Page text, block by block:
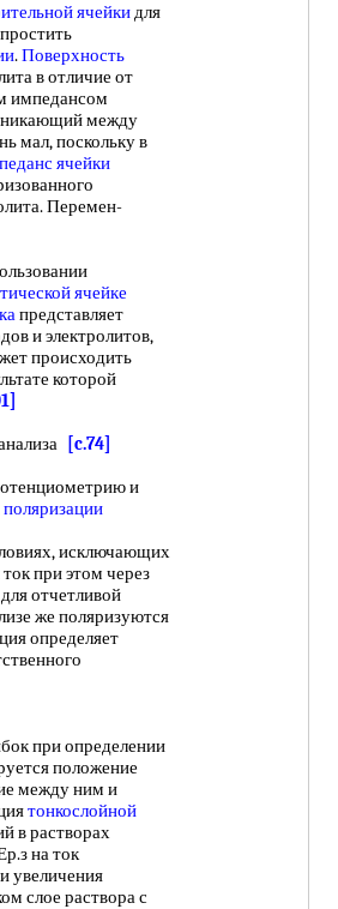
ячейкидля
.Поверхность
в отличие от
импедансом
между
мал, поскольку в
ячейки
Перемен-
ячейке
представляет
и электролитов,
происходить
которой
[c.74]
и
поляризации
исключающих
при этом через
отчетливой
же поляризуются
определяет
при определении
положение
между ним и
тонкослойной
в растворах
на ток
увеличения
слое раствора с